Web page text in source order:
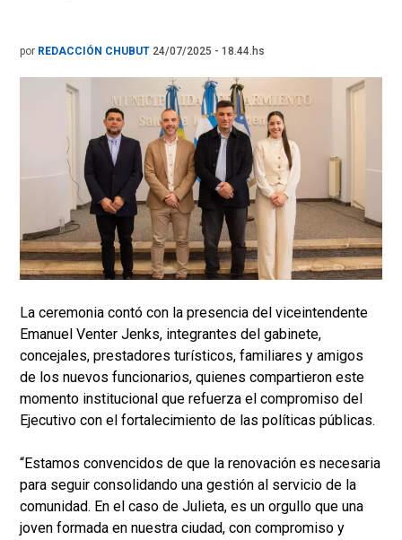
por REDACCIÓN CHUBUT 24/07/2025 - 18.44.hs
La ceremonia contó con la presencia del viceintendente
Emanuel Venter Jenks, integrantes del gabinete,
concejales, prestadores turísticos, familiares y amigos
de los nuevos funcionarios, quienes compartieron este
momento institucional que refuerza el compromiso del
Ejecutivo con el fortalecimiento de las políticas públicas.
“Estamos convencidos de que la renovación es necesaria
para seguir consolidando una gestión al servicio de la
comunidad. En el caso de Julieta, es un orgullo que una
joven formada en nuestra ciudad, con compromiso y